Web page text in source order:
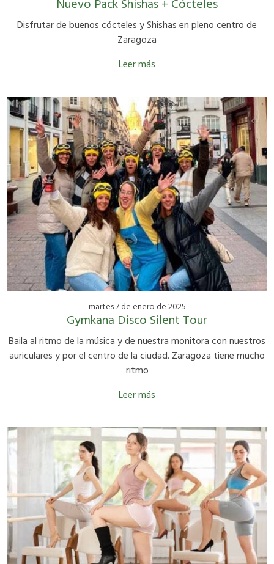
Nuevo Pack Shishas + Cócteles
Disfrutar de buenos cócteles y Shishas en pleno centro de
Zaragoza
Leer más
martes 7 de enero de 2025
Gymkana Disco Silent Tour
Baila al ritmo de la música y de nuestra monitora con nuestros
auriculares y por el centro de la ciudad. Zaragoza tiene mucho
ritmo
Leer más